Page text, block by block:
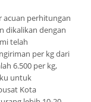
acuan perhitungan
dikalikan dengan
telah
per kg dari
6.500 per kg,
untuk
Kota